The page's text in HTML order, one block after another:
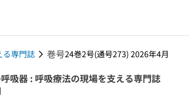
る専門誌 巻号24巻2号(通号273) 2026年4月
吸器 : 呼吸療法の現場を支える専門誌